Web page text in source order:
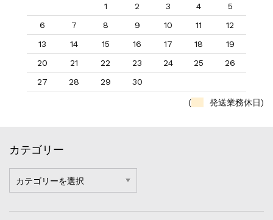
1 2 3 4
5
6
7 8 9 10 11
12
13
14 15 16 17 18
19
20
21 22 23 24 25
26
27
28 29 30
( 発送業務休日)
カテゴリー
テ
ゴ